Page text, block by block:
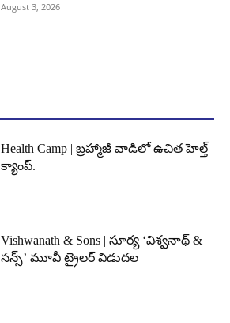
August 3, 2026
Health Camp | బ్రహ్మాజీ వాడిలో ఉచిత హెల్త్
క్యాంప్.
Vishwanath & Sons | సూర్య ‘విశ్వనాథ్ &
సన్స్’ మూవీ ట్రైలర్ విడుదల